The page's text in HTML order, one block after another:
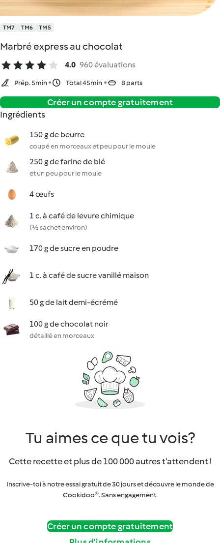
TM7 TM6 TM5
Marbré express au chocolat
4.0 960 évaluations
Prép. 5min Total 45min 8 parts
Créer un compte gratuitement
Ingrédients
150 g de beurre
coupé en morceaux et peu pour le moule
250 g de farine de blé
et un peu pour le moule
4 œufs
1 c. à café de levure chimique
(½ sachet environ)
170 g de sucre en poudre
1 c. à café de sucre vanillé maison
50 g de lait demi-écrémé
100 g de chocolat noir
détaillé en morceaux
Tu aimes ce que tu vois?
Cette recette et plus de 100 000 autres t'attendent !
Inscrive-toi à notre essai gratuit de 30 jours et découvre le monde de
Cookidoo®. Sans engagement.
Créer un compte gratuitement